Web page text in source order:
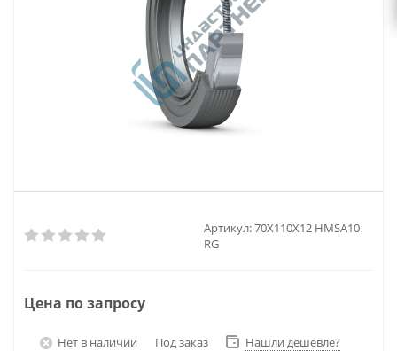
Артикул:70X110X12 HMSA10
RG
Цена по запросу
Нет в наличии Под заказ Нашли дешевле?